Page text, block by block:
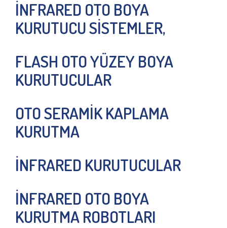
İNFRARED OTO BOYA
KURUTUCU SİSTEMLER,
FLASH OTO YÜZEY BOYA
KURUTUCULAR
OTO SERAMİK KAPLAMA
KURUTMA
İNFRARED KURUTUCULAR
İNFRARED OTO BOYA
KURUTMA ROBOTLARI